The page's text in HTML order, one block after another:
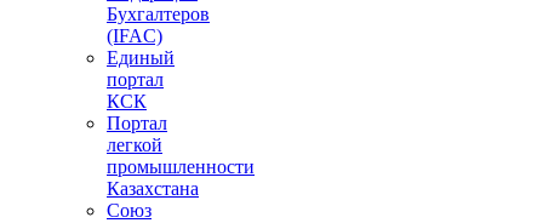
Бухгалтеров
(IFAC)
Единый
портал
КСК
Портал
легкой
промышленности
Казахстана
Союз